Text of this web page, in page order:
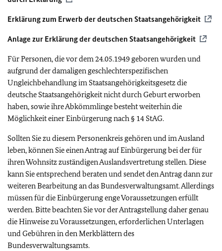
Erklärung zum Erwerb der deutschen Staatsangehörigkeit
Anlage zur Erklärung der deutschen Staatsangehörigkeit
Für Personen, die vor dem 24.05.1949 geboren wurden und
aufgrund der damaligen geschlechterspezifischen
Ungleichbehandlung im Staatsangehörigkeitsgesetz die
deutsche Staatsangehörigkeit nicht durch Geburt erworben
haben, sowie ihre Abkömmlinge besteht weiterhin die
Möglichkeit einer Einbürgerung nach § 14 StAG.
Sollten Sie zu diesem Personenkreis gehören und im Ausland
leben, können Sie einen Antrag auf Einbürgerung bei der für
ihren Wohnsitz zuständigen Auslandsvertretung stellen. Diese
kann Sie entsprechend beraten und sendet den Antrag dann zur
weiteren Bearbeitung an das Bundesverwaltungsamt. Allerdings
müssen für die Einbürgerung enge Voraussetzungen erfüllt
werden. Bitte beachten Sie vor der Antragstellung daher genau
die Hinweise zu Voraussetzungen, erforderlichen Unterlagen
und Gebühren in den Merkblättern des
Bundesverwaltungsamts.